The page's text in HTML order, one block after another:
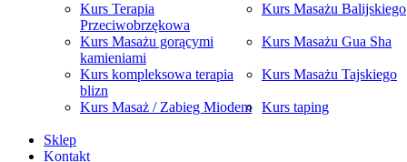
Kurs Terapia
Przeciwobrzękowa
Kurs Masażu Balijskiego
Kurs Masażu gorącymi
kamieniami
Kurs Masażu Gua Sha
Kurs kompleksowa terapia
blizn
Kurs Masażu Tajskiego
Kurs Masaż / Zabieg Miodem Kurs taping
Sklep
Kontakt